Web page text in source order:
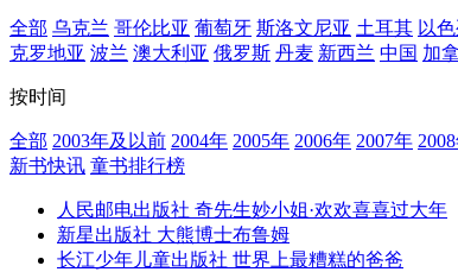
全部 乌克兰 哥伦比亚 葡萄牙 斯洛文尼亚 土耳其 以色
克罗地亚 波兰 澳大利亚 俄罗斯 丹麦 新西兰 中国 加
按时间
全部 2003年及以前 2004年 2005年 2006年 2007年
新书快讯 童书排行榜
人民邮电出版社 奇先生妙小姐·欢欢喜喜过大年
新星出版社 大熊博士布鲁姆
长江少年儿童出版社 世界上最糟糕的爸爸